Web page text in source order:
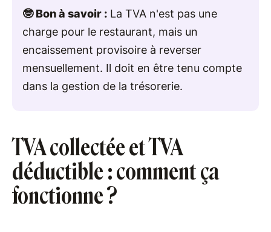
🤓 Bon à savoir : La TVA n'est pas une
charge pour le restaurant, mais un
encaissement provisoire à reverser
mensuellement. Il doit en être tenu compte
dans la gestion de la trésorerie.
TVA collectée et TVA
déductible : comment ça
fonctionne ?